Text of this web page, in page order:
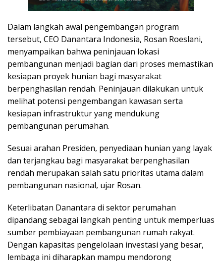
Dalam langkah awal pengembangan program
tersebut, CEO Danantara Indonesia, Rosan Roeslani,
menyampaikan bahwa peninjauan lokasi
pembangunan menjadi bagian dari proses memastikan
kesiapan proyek hunian bagi masyarakat
berpenghasilan rendah. Peninjauan dilakukan untuk
melihat potensi pengembangan kawasan serta
kesiapan infrastruktur yang mendukung
pembangunan perumahan.
Sesuai arahan Presiden, penyediaan hunian yang layak
dan terjangkau bagi masyarakat berpenghasilan
rendah merupakan salah satu prioritas utama dalam
pembangunan nasional, ujar Rosan.
Keterlibatan Danantara di sektor perumahan
dipandang sebagai langkah penting untuk memperluas
sumber pembiayaan pembangunan rumah rakyat.
Dengan kapasitas pengelolaan investasi yang besar,
lembaga ini diharapkan mampu mendorong